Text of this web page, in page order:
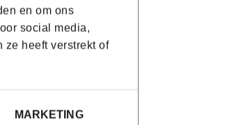
en om ons
social media,
ze heeft verstrekt of
MARKETING